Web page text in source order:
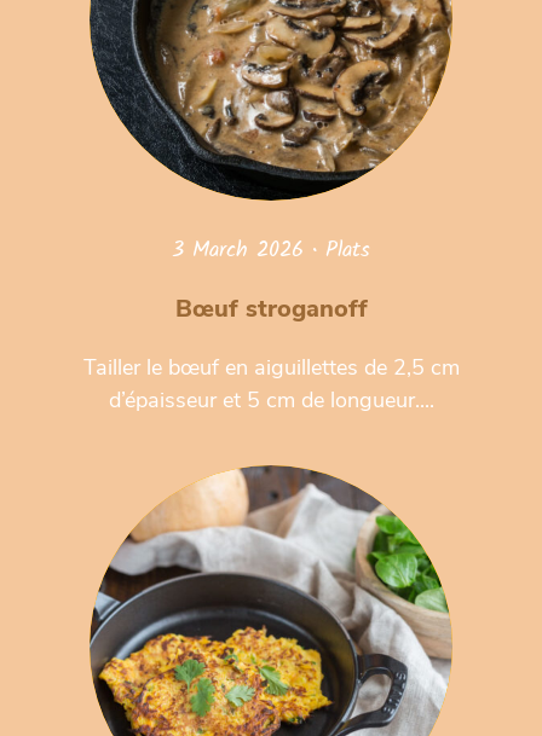
3 March 2026 • Plats
Bœuf stroganoff
Tailler le bœuf en aiguillettes de 2,5 cm
d’épaisseur et 5 cm de longueur....